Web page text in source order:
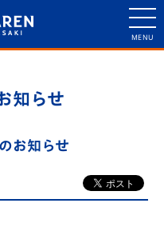
知らせ
お知らせ